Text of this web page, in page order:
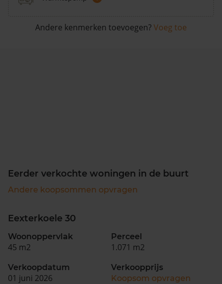
Andere kenmerken toevoegen? Voeg toe
Eerder verkochte woningen in de buurt
Andere koopsommen opvragen
Eexterkoele 30
Woonoppervlak
45 m2
Perceel
1.071 m2
Verkoopdatum
01 juni 2026
Verkoopprijs
Koopsom opvragen